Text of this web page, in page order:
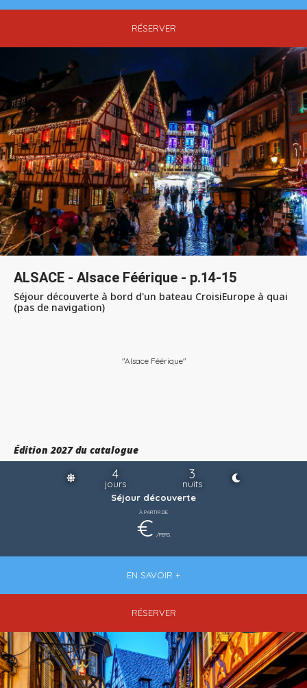
RÉSERVER
ALSACE - Alsace Féérique - p.14-15
Édition 2027 du catalogue
Séjour découverte à bord d'un bateau CroisiEurope à quai
(pas de navigation)
"Alsace Féérique"
4
jours
3
nuits
Séjour découverte
À PARTIR DE
€ /PERS.
EN SAVOIR +
RÉSERVER